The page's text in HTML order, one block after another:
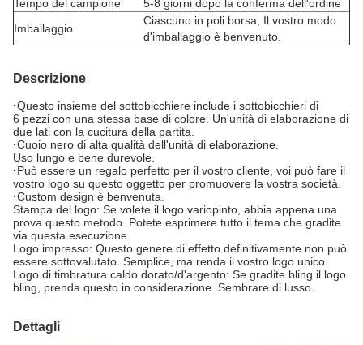
Tempo del campione
5-8 giorni dopo la conferma dell'ordine
Imballaggio
Ciascuno in poli borsa; Il vostro modo
d'imballaggio è benvenuto.
Descrizione
·Questo insieme del sottobicchiere include i sottobicchieri di
6 pezzi con una stessa base di colore. Un'unità di elaborazione di
due lati con la cucitura della partita.
·Cuoio nero di alta qualità dell'unità di elaborazione.
Uso lungo e bene durevole.
·Può essere un regalo perfetto per il vostro cliente, voi può fare il
vostro logo su questo oggetto per promuovere la vostra società.
·Custom design è benvenuta.
Stampa del logo: Se volete il logo variopinto, abbia appena una
prova questo metodo. Potete esprimere tutto il tema che gradite
via questa esecuzione.
Logo impresso: Questo genere di effetto definitivamente non può
essere sottovalutato. Semplice, ma renda il vostro logo unico.
Logo di timbratura caldo dorato/d'argento: Se gradite bling il logo
bling, prenda questo in considerazione. Sembrare di lusso.
Dettagli